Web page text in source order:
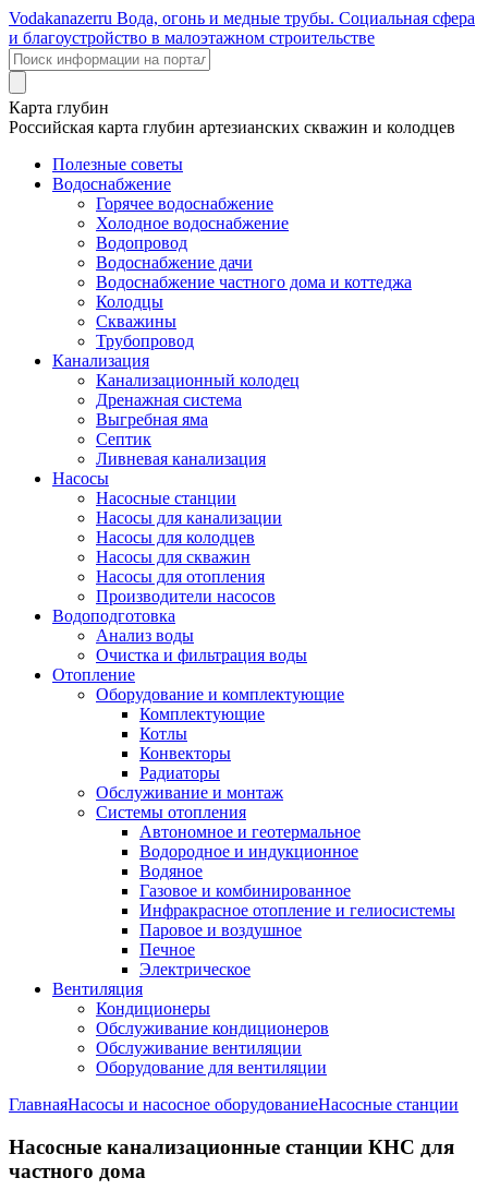
Vodakanazerru Вода, огонь и медные трубы. Социальная сфера
и благоустройство в малоэтажном строительстве
Карта глубин
Российская карта глубин артезианских скважин и колодцев
Полезные советы
Водоснабжение
Горячее водоснабжение
Холодное водоснабжение
Водопровод
Водоснабжение дачи
Водоснабжение частного дома и коттеджа
Колодцы
Скважины
Трубопровод
Канализация
Канализационный колодец
Дренажная система
Выгребная яма
Септик
Ливневая канализация
Насосы
Насосные станции
Насосы для канализации
Насосы для колодцев
Насосы для скважин
Насосы для отопления
Производители насосов
Водоподготовка
Анализ воды
Очистка и фильтрация воды
Отопление
Оборудование и комплектующие
Комплектующие
Котлы
Конвекторы
Радиаторы
Обслуживание и монтаж
Системы отопления
Автономное и геотермальное
Водородное и индукционное
Водяное
Газовое и комбинированное
Инфракрасное отопление и гелиосистемы
Паровое и воздушное
Печное
Электрическое
Вентиляция
Кондиционеры
Обслуживание кондиционеров
Обслуживание вентиляции
Оборудование для вентиляции
ГлавнаяНасосы и насосное оборудованиеНасосные станции
Насосные канализационные станции КНС для
частного дома